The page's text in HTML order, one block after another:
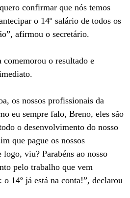
confirmar que nós temos
o 14º salário de todos os
afirmou o secretário.
o resultado e
os nossos profissionais da
eu sempre falo, Breno, eles são
o desenvolvimento do nosso
que pague os nossos
viu? Parabéns ao nosso
pelo trabalho que vem
14º já está na conta!”, declarou